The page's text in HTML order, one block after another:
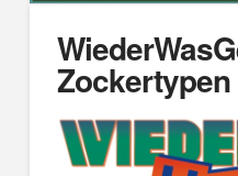
Zockertypen